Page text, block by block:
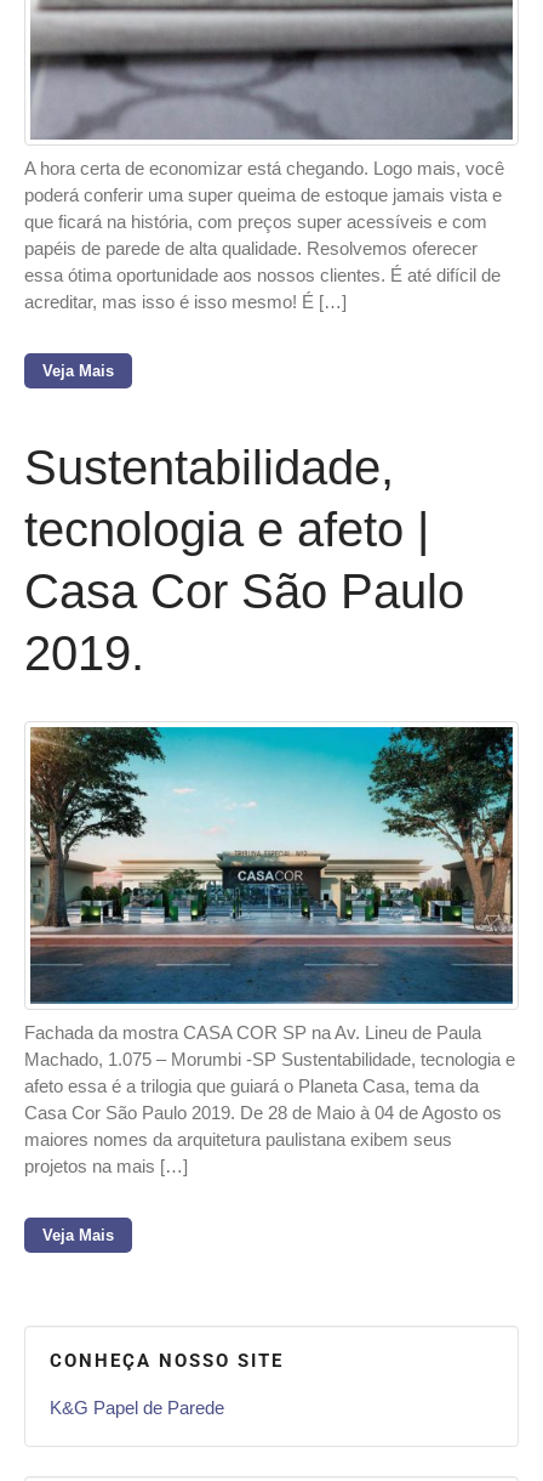
A hora certa de economizar está chegando. Logo mais, você
poderá conferir uma super queima de estoque jamais vista e
que ficará na história, com preços super acessíveis e com
papéis de parede de alta qualidade. Resolvemos oferecer
essa ótima oportunidade aos nossos clientes. É até difícil de
acreditar, mas isso é isso mesmo! É […]
Veja Mais
Sustentabilidade,
tecnologia e afeto |
Casa Cor São Paulo
2019.
Fachada da mostra CASA COR SP na Av. Lineu de Paula
Machado, 1.075 – Morumbi -SP Sustentabilidade, tecnologia e
afeto essa é a trilogia que guiará o Planeta Casa, tema da
Casa Cor São Paulo 2019. De 28 de Maio à 04 de Agosto os
maiores nomes da arquitetura paulistana exibem seus
projetos na mais […]
Veja Mais
CONHEÇA NOSSO SITE
K&G Papel de Parede